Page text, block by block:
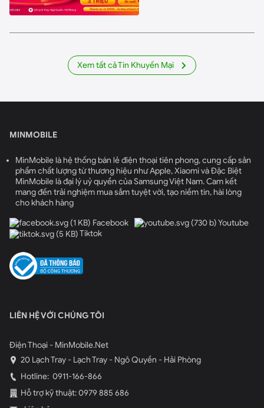
Xem tất cả Tin Khuyến Mại
MINMOBILE
MinMobile là hệ thống bán lẻ điện thoại tiên phong, cung cấp sản
phẩm chất lượng từ thương hiệu như Apple, Xiaomi và Đặc Biệt
MinMobile là đại lý uỷ quyền của Samsung Việt Nam. Cam kết
mang đến trải nghiệm mua sắm tuyệt vời, tạo niềm tin, hài lòng
cho khách hàng
Facebook
Youtube
Tiktok
LIÊN HỆ VỚI CHÚNG TÔI
Điện Thoại - MinMobile.Net
20 Lạch Tray - Lạch Tray - Ngô Quyền - Hải Phòng
Hotline: 0911-166-866
Hỗ trợ kỹ thuật: 0979 885 686